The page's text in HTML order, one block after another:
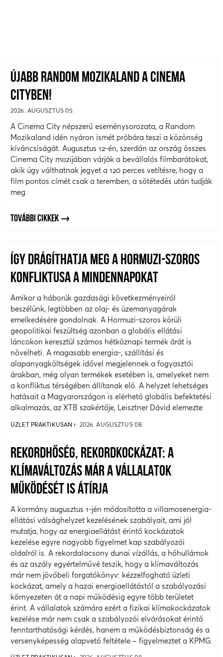
ÚJABB RANDOM MOZIKALAND A CINEMA
CITYBEN!
2026. AUGUSZTUS 05.
A Cinema City népszerű eseménysorozata, a Random
Mozikaland idén nyáron ismét próbára teszi a közönség
kíváncsiságát. Augusztus 12-én, szerdán az ország összes
Cinema City mozijában várják a bevállalós filmbarátokat,
akik úgy válthatnak jegyet a 120 perces vetítésre, hogy a
film pontos címét csak a teremben, a sötétedés után tudják
meg.
TOVÁBBI CIKKEK
ÍGY DRÁGÍTHATJA MEG A HORMUZI-SZOROS
KONFLIKTUSA A MINDENNAPOKAT
Amikor a háborúk gazdasági következményeiről
beszélünk, legtöbben az olaj- és üzemanyagárak
emelkedésére gondolnak. A Hormuzi-szoros körüli
geopolitikai feszültség azonban a globális ellátási
láncokon keresztül számos hétköznapi termék árát is
növelheti. A magasabb energia-, szállítási és
alapanyagköltségek idővel megjelennek a fogyasztói
árakban, még olyan termékek esetében is, amelyeket nem
a konfliktus térségében állítanak elő. A helyzet lehetséges
hatásait a Magyarországon is elérhető globális befektetési
alkalmazás, az XTB szakértője, Leisztner Dávid elemezte
ÜZLET PRAKTIKUSAN 2026. AUGUSZTUS 08.
REKORDHŐSÉG, REKORDKOCKÁZAT: A
KLÍMAVÁLTOZÁS MÁR A VÁLLALATOK
MŰKÖDÉSÉT IS ÁTÍRJA
A kormány augusztus 1-jén módosította a villamosenergia-
ellátási válsághelyzet kezelésének szabályait, ami jól
mutatja, hogy az energiaellátást érintő kockázatok
kezelése egyre nagyobb figyelmet kap szabályozói
oldalról is. A rekordalacsony dunai vízállás, a hőhullámok
és az aszály egyértelművé teszik, hogy a klímaváltozás
már nem jövőbeli forgatókönyv: kézzelfogható üzleti
kockázat, amely a hazai energiaellátástól a szabályozási
környezeten át a napi működésig egyre több területet
érint. A vállalatok számára ezért a fizikai klímakockázatok
kezelése már nem csak a szabályozói elvárásokat érintő
fenntarthatósági kérdés, hanem a működésbiztonság és a
versenyképesség alapvető feltétele – figyelmeztet a KPMG.